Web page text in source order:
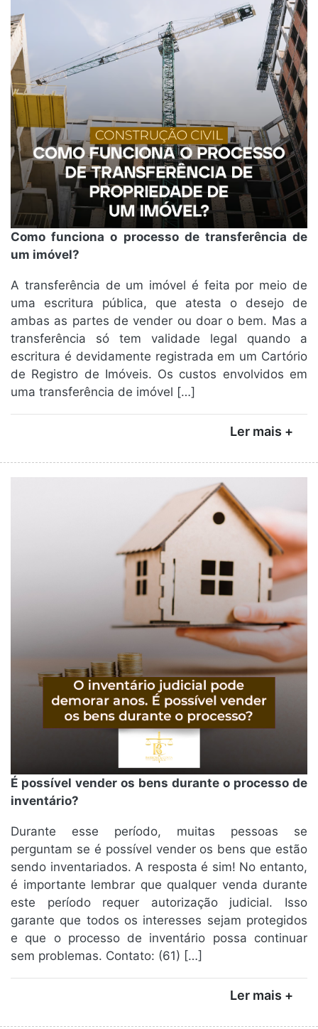
Como funciona o processo de transferência de
um imóvel?
A transferência de um imóvel é feita por meio de
uma escritura pública, que atesta o desejo de
ambas as partes de vender ou doar o bem. Mas a
transferência só tem validade legal quando a
escritura é devidamente registrada em um Cartório
de Registro de Imóveis. Os custos envolvidos em
uma transferência de imóvel […]
Ler mais +
É possível vender os bens durante o processo de
inventário?
Durante esse período, muitas pessoas se
perguntam se é possível vender os bens que estão
sendo inventariados. A resposta é sim! No entanto,
é importante lembrar que qualquer venda durante
este período requer autorização judicial. Isso
garante que todos os interesses sejam protegidos
e que o processo de inventário possa continuar
sem problemas. Contato: (61) […]
Ler mais +